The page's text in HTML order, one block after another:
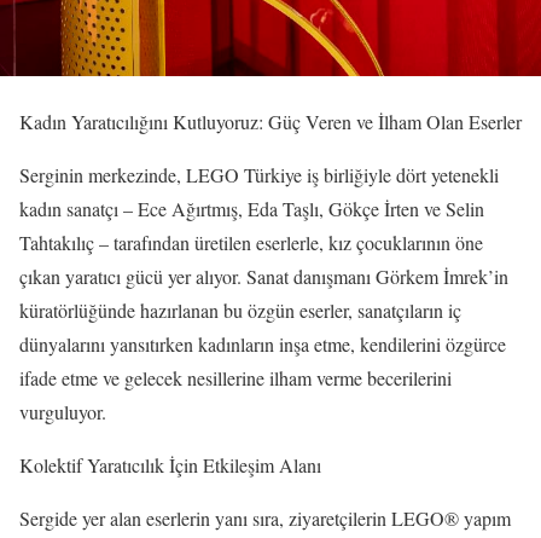
Kadın Yaratıcılığını Kutluyoruz: Güç Veren ve İlham Olan Eserler
Serginin merkezinde, LEGO Türkiye iş birliğiyle dört yetenekli
kadın sanatçı – Ece Ağırtmış, Eda Taşlı, Gökçe İrten ve Selin
Tahtakılıç – tarafından üretilen eserlerle, kız çocuklarının öne
çıkan yaratıcı gücü yer alıyor. Sanat danışmanı Görkem İmrek’in
küratörlüğünde hazırlanan bu özgün eserler, sanatçıların iç
dünyalarını yansıtırken kadınların inşa etme, kendilerini özgürce
ifade etme ve gelecek nesillerine ilham verme becerilerini
vurguluyor.
Kolektif Yaratıcılık İçin Etkileşim Alanı
Sergide yer alan eserlerin yanı sıra, ziyaretçilerin LEGO® yapım